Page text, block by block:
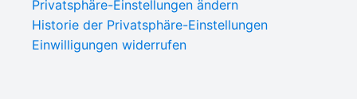
Privatsphäre-Einstellungen ändern
Historie der Privatsphäre-Einstellungen
Einwilligungen widerrufen